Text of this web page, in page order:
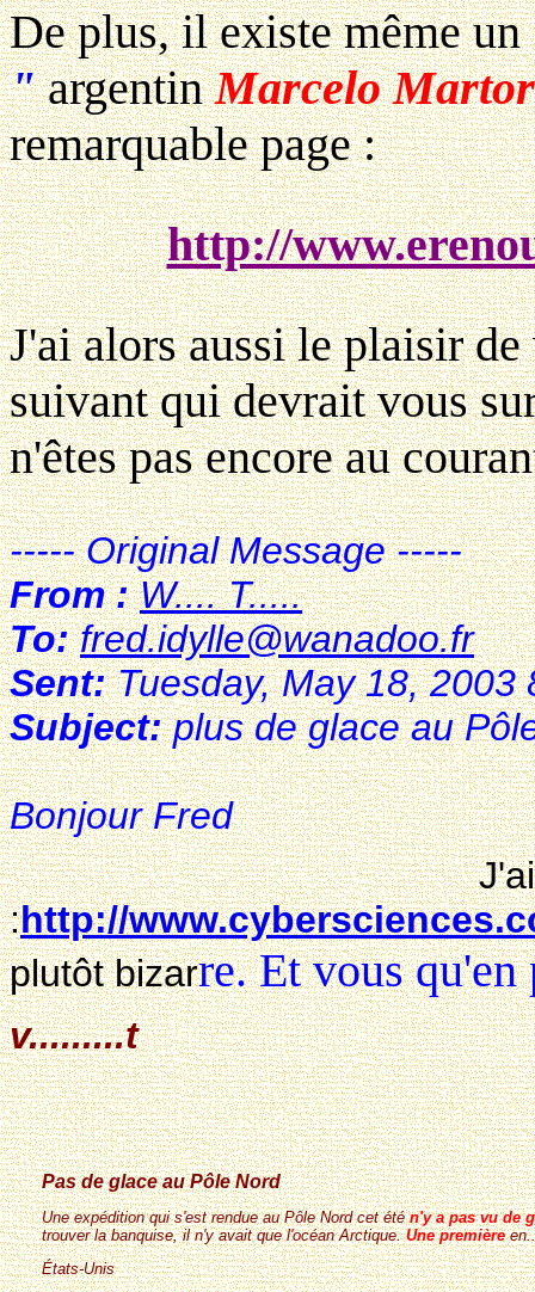
De plus, il existe même
"argentin Marcelo
remarquable page :
http://
J'ai alors aussi le plaisir
suivant qui devrait vous
n'êtes pas encore au
----- Original Message -----
From :W.... T.....
To: fred.idylle@wanadoo.fr
Sent:Tuesday, May 18, 2003
Subject:plus de glace au
Bonjour Fred
J'ai
:http://
plutôt bizarre. Et vous qu'en
v.........t
Pas de glace au Pôle Nord
Une expédition qui s'est rendue au Pôle Nord cet étén'y a pas vu de
trouver la banquise, il n'y avait que l'océan Arctique.Une première
États-Unis